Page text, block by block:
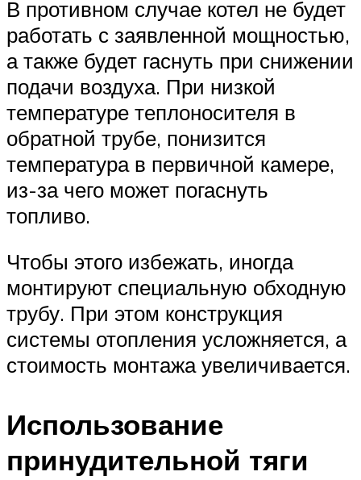
В противном случае котел не будет
работать с заявленной мощностью,
а также будет гаснуть при снижении
подачи воздуха. При низкой
температуре теплоносителя в
обратной трубе, понизится
температура в первичной камере,
из-за чего может погаснуть
топливо.
Чтобы этого избежать, иногда
монтируют специальную обходную
трубу. При этом конструкция
системы отопления усложняется, а
стоимость монтажа увеличивается.
Использование
принудительной тяги